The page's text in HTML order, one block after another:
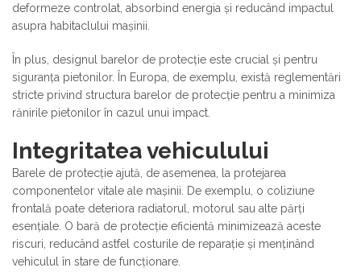
deformeze controlat, absorbind energia și reducând impactul
asupra habitaclului mașinii.
În plus, designul barelor de protecție este crucial și pentru
siguranța pietonilor. În Europa, de exemplu, există reglementări
stricte privind structura barelor de protecție pentru a minimiza
rănirile pietonilor în cazul unui impact.
Integritatea vehiculului
Barele de protecție ajută, de asemenea, la protejarea
componentelor vitale ale mașinii. De exemplu, o coliziune
frontală poate deteriora radiatorul, motorul sau alte părți
esențiale. O bară de protecție eficientă minimizează aceste
riscuri, reducând astfel costurile de reparație și menținând
vehiculul în stare de funcționare.